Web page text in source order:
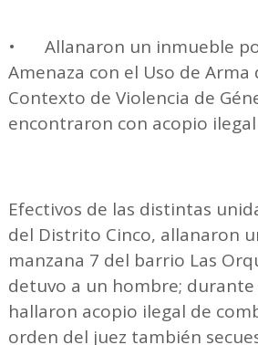
•
Allanaron un inmueble
Amenaza con el Uso de Arma
Contexto de Violencia de
encontraron con acopio
Efectivos de las distintas
del Distrito Cinco, allanaron
manzana 7 del barrio Las
detuvo a un hombre; durante
hallaron acopio ilegal de
orden del juez también